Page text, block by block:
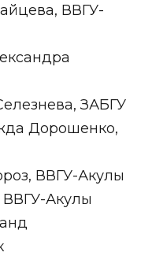
ВВГУ-
ЗАБГУ
Дорошенко,
ВВГУ-Акулы
ВВГУ-Акулы